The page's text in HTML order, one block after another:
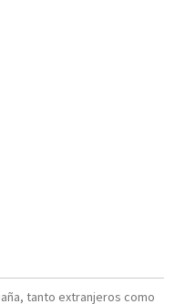
tanto extranjeros como